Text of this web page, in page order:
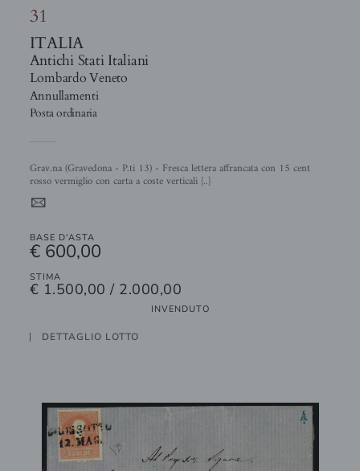
31
ITALIA
Antichi Stati Italiani
Lombardo Veneto
Annullamenti
Posta ordinaria
Grav.na (Gravedona - P.ti 13) - Fresca lettera affrancata con 15 cent
rosso vermiglio con carta a coste verticali [..]
4
BASE D'ASTA
€ 600,00
STIMA
€ 1.500,00 / 2.000,00
INVENDUTO
DETTAGLIO LOTTO